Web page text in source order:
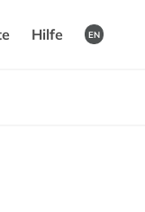
Hilfe EN